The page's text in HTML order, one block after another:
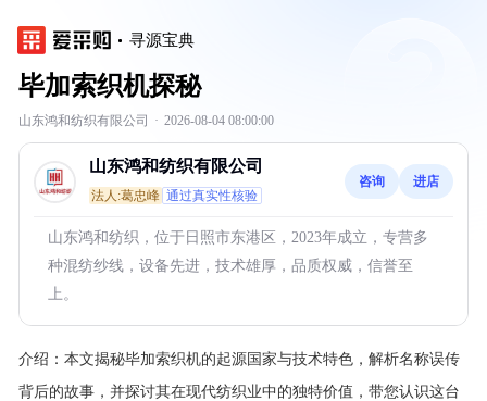
寻源宝典
毕加索织机探秘
山东鸿和纺织有限公司 · 2026-08-04 08:00:00
山东鸿和纺织有限公司
法人:葛忠峰 通过真实性核验
咨询 进店
山东鸿和纺织，位于日照市东港区，2023年成立，专营多
种混纺纱线，设备先进，技术雄厚，品质权威，信誉至
上。
介绍： 本文揭秘毕加索织机的起源国家与技术特色，解析名称误传
背后的故事，并探讨其在现代纺织业中的独特价值，带您认识这台